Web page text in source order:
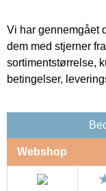
Vi har gennemgået
dem med stjerner
sortimentstørrelse,
betingelser,
Webshop